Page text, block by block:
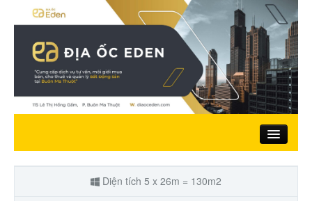
Trang chủ
Diện tích 5 x 26m = 130m2